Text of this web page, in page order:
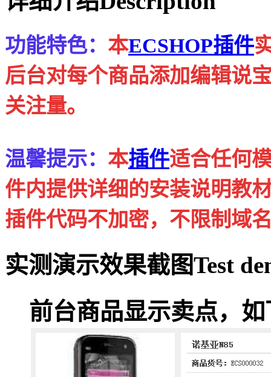
功能特色： 本ECSHOP插件
后台对每个商品添加编辑说
关注量。
温馨提示： 本插件适合任何
件内提供详细的安装说明教
插件代码不加密，不限制域
实测演示效果截图Test
前台商品显示卖点，